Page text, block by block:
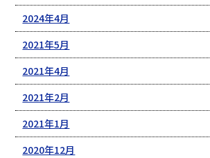
2024年4月
2021年5月
2021年4月
2021年2月
2021年1月
2020年12月